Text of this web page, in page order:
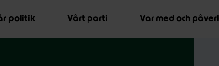
politik
Vårt parti Var med och